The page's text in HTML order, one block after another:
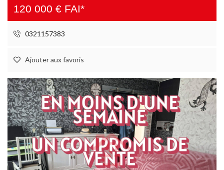
120 000 € FAI*
0321157383
Ajouter aux favoris